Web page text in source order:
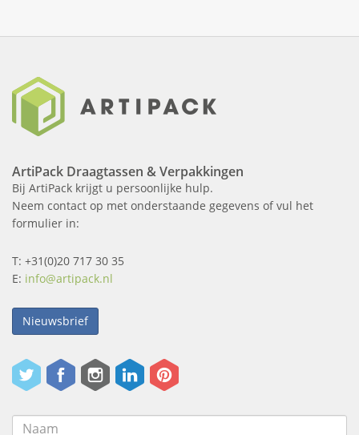
ArtiPack Draagtassen & Verpakkingen
Bij ArtiPack krijgt u persoonlijke hulp.
Neem contact op met onderstaande gegevens of vul het
formulier in:
T: +31(0)20 717 30 35
E: info@artipack.nl
Nieuwsbrief